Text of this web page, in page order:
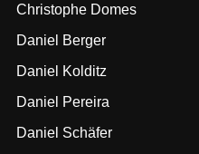
Christophe Domes
Daniel Berger
Daniel Kolditz
Daniel Pereira
Daniel Schäfer